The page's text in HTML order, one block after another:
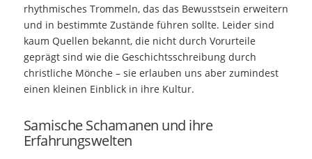
rhythmisches Trommeln, das das Bewusstsein erweitern
und in bestimmte Zustände führen sollte. Leider sind
kaum Quellen bekannt, die nicht durch Vorurteile
geprägt sind wie die Geschichtsschreibung durch
christliche Mönche – sie erlauben uns aber zumindest
einen kleinen Einblick in ihre Kultur.
Samische Schamanen und ihre
Erfahrungswelten